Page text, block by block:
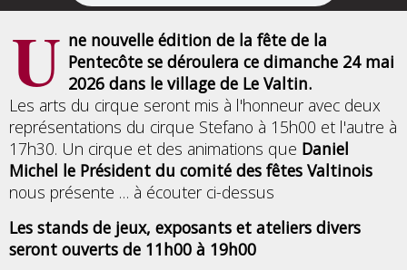
U ne nouvelle édition de la fête de la
Pentecôte se déroulera ce dimanche 24 mai
2026 dans le village de Le Valtin.
Les arts du cirque seront mis à l'honneur avec deux
représentations du cirque Stefano à 15h00 et l'autre à
17h30. Un cirque et des animations que Daniel
Michel le Président du comité des fêtes Valtinois
nous présente … à écouter ci-dessus
Les stands de jeux, exposants et ateliers divers
seront ouverts de 11h00 à 19h00